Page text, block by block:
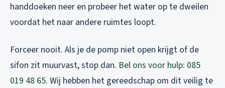
handdoeken neer en probeer het water op te dweilen
voordat het naar andere ruimtes loopt.
Forceer nooit. Als je de pomp niet open krijgt of de
sifon zit muurvast, stop dan. Bel ons voor hulp: 085
019 48 65. Wij hebben het gereedschap om dit veilig te